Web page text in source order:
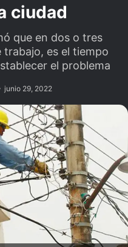
ciudad
que en dos o tres
trabajo, es el tiempo
el problema
junio 29, 2022